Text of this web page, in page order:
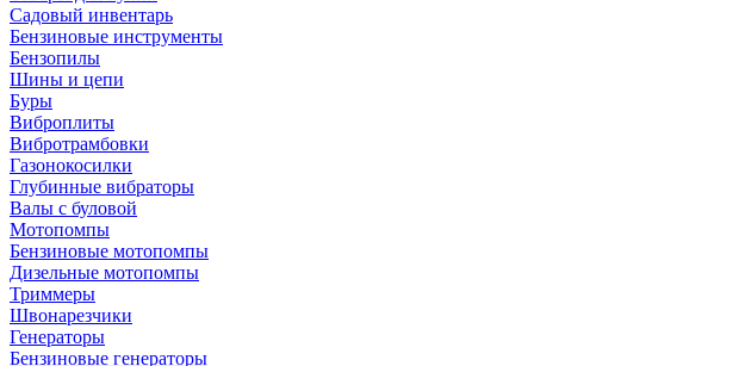
Садовый инвентарь
Бензиновые инструменты
Бензопилы
Шины и цепи
Буры
Виброплиты
Вибротрамбовки
Газонокосилки
Глубинные вибраторы
Валы с буловой
Мотопомпы
Бензиновые мотопомпы
Дизельные мотопомпы
Триммеры
Швонарезчики
Генераторы
Бензиновые генераторы